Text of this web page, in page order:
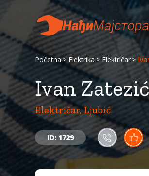
Početna Elektrika Električar
Ivan Zatezić
Električar, Ljubić
ID: 1729